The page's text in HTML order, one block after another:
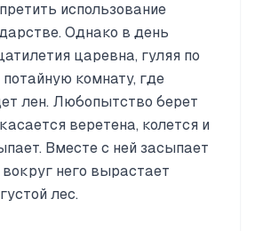
использование
Однако в день
царевна, гуляя по
комнату, где
лен. Любопытство берет
веретена, колется и
Вместе с ней засыпает
него вырастает
лес.